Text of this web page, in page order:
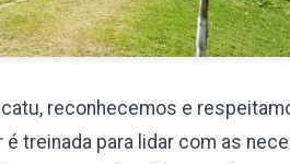
reconhecemos e
treinada para lidar com as